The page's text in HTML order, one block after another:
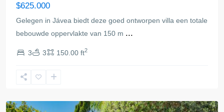
$625.000
Gelegen in Jávea biedt deze goed ontworpen villa een totale
bebouwde oppervlakte van 150 m ...
3 3 150.00 ft2